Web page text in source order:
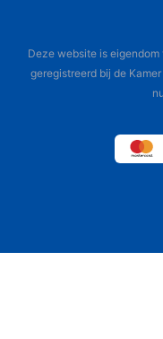
Deze website is eigendom
geregistreerd bij de